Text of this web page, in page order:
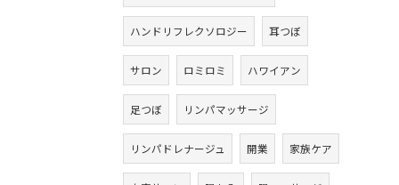
ハンドリフレクソロジー 耳つぼ
サロン ロミロミ ハワイアン
足つぼ リンパマッサージ
リンパドレナージュ 開業 家族ケア